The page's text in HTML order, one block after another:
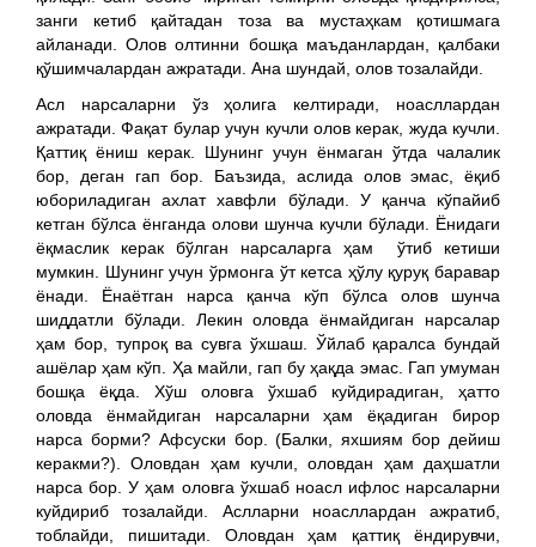
занги кетиб қайтадан тоза ва мустаҳкам қотишмага
айланади. Олов олтинни бошқа маъданлардан, қалбаки
қўшимчалардан ажратади. Ана шундай, олов тозалайди.
Асл нарсаларни ўз ҳолига келтиради, ноасллардан
ажратади. Фақат булар учун кучли олов керак, жуда кучли.
Қаттиқ ёниш керак. Шунинг учун ёнмаган ўтда чалалик
бор, деган гап бор. Баъзида, аслида олов эмас, ёқиб
юбориладиган ахлат хавфли бўлади. У қанча кўпайиб
кетган бўлса ёнганда олови шунча кучли бўлади. Ёнидаги
ёқмаслик керак бўлган нарсаларга ҳам ўтиб кетиши
мумкин. Шунинг учун ўрмонга ўт кетса ҳўлу қуруқ баравар
ёнади. Ёнаётган нарса қанча кўп бўлса олов шунча
шиддатли бўлади. Лекин оловда ёнмайдиган нарсалар
ҳам бор, тупроқ ва сувга ўхшаш. Ўйлаб қаралса бундай
ашёлар ҳам кўп. Ҳа майли, гап бу ҳақда эмас. Гап умуман
бошқа ёқда. Хўш оловга ўхшаб куйдирадиган, ҳатто
оловда ёнмайдиган нарсаларни ҳам ёқадиган бирор
нарса борми? Афсуски бор. (Балки, яхшиям бор дейиш
керакми?). Оловдан ҳам кучли, оловдан ҳам даҳшатли
нарса бор. У ҳам оловга ўхшаб ноасл ифлос нарсаларни
куйдириб тозалайди. Аслларни ноасллардан ажратиб,
тоблайди, пишитади. Оловдан ҳам қаттиқ ёндирувчи,